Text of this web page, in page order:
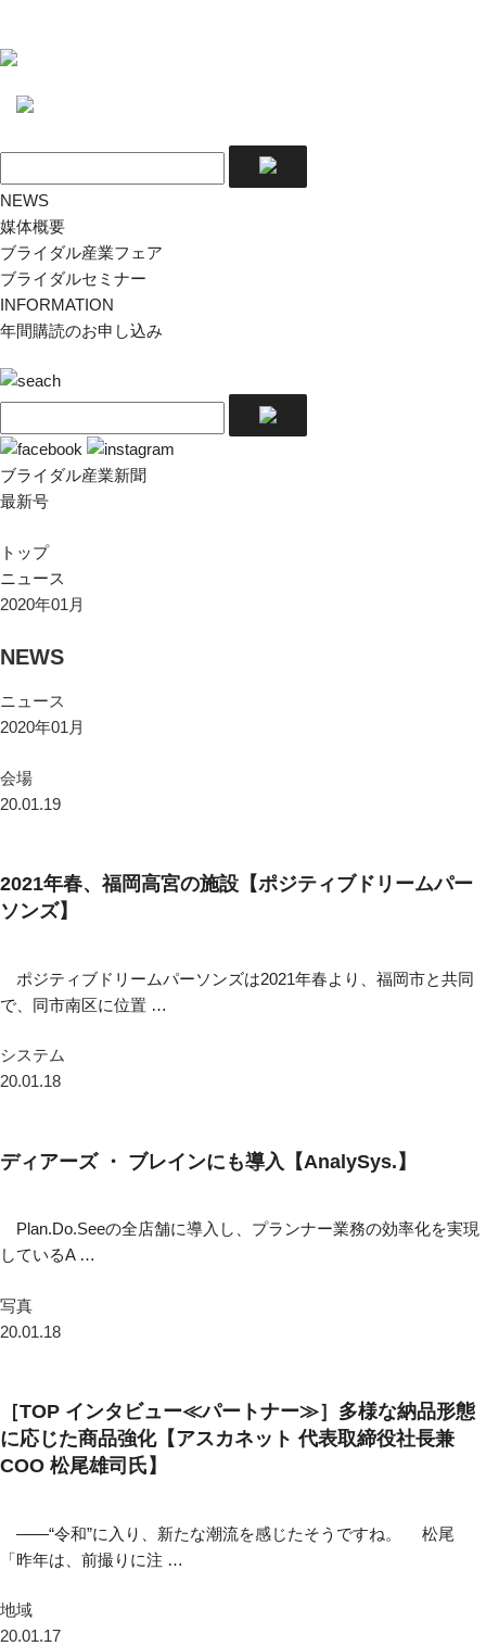
NEWS
媒体概要
ブライダル産業フェア
ブライダルセミナー
INFORMATION
年間購読のお申し込み
ブライダル産業新聞
最新号
トップ
ニュース
2020年01月
NEWS
ニュース
2020年01月
会場
20.01.19
2021年春、福岡高宮の施設【ポジティブドリームパー
ソンズ】
ポジティブドリームパーソンズは2021年春より、福岡市と共同
で、同市南区に位置 …
システム
20.01.18
ディアーズ ・ ブレインにも導入【AnalySys.】
Plan.Do.Seeの全店舗に導入し、プランナー業務の効率化を実現
しているA …
写真
20.01.18
［TOP インタビュー≪パートナー≫］多様な納品形態
に応じた商品強化【アスカネット 代表取締役社長兼
COO 松尾雄司氏】
――“令和”に入り、新たな潮流を感じたそうですね。 松尾
「昨年は、前撮りに注 …
地域
20.01.17